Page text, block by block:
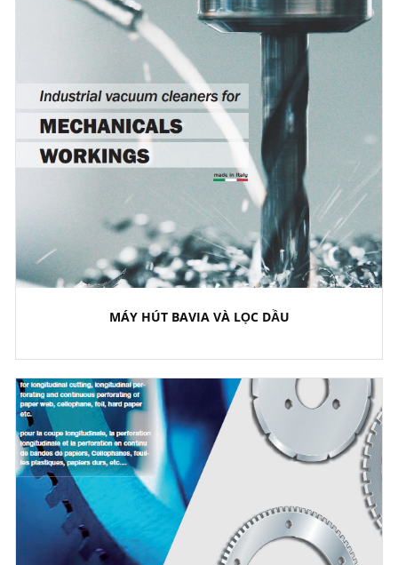
MÁY HÚT BAVIA VÀ LỌC DẦU